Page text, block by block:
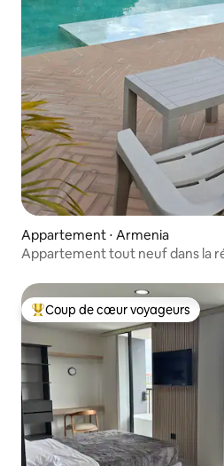
Appartement ⋅ Armenia
Appartement tout neuf dans la
Coups de cœur voyageurs les
Coup de cœur voyageurs